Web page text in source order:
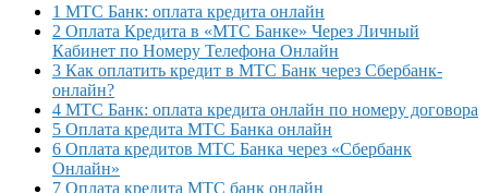
1 МТС Банк: оплата кредита онлайн
2 Оплата Кредита в «МТС Банке» Через Личный
Кабинет по Номеру Телефона Онлайн
3 Как оплатить кредит в МТС Банк через Сбербанк-
онлайн?
4 МТС Банк: оплата кредита онлайн по номеру договора
5 Оплата кредита МТС Банка онлайн
6 Оплата кредитов МТС Банка через «Сбербанк
Онлайн»
7 Оплата кредита МТС банк онлайн